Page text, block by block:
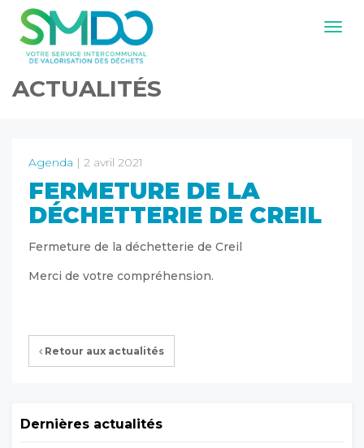
ACTUALITÉS
Agenda | 2 avril 2021
FERMETURE DE LA
DÉCHETTERIE DE CREIL
Fermeture de la déchetterie de Creil
Merci de votre compréhension.
Retour aux actualités
Dernières actualités